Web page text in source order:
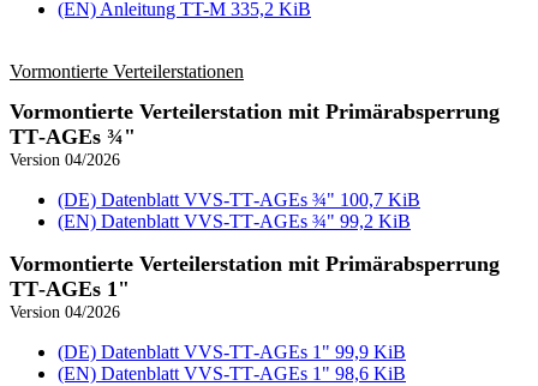
(EN) Anleitung TT-M 335,2 KiB
Vormontierte Verteiler­stationen
Vormontierte Verteilerstation mit Primärabsperrung
TT‑AGEs ¾"
Version 04/2026
(DE) Datenblatt VVS‑TT‑AGEs ¾" 100,7 KiB
(EN) Datenblatt VVS‑TT‑AGEs ¾" 99,2 KiB
Vormontierte Verteilerstation mit Primärabsperrung
TT‑AGEs 1"
Version 04/2026
(DE) Datenblatt VVS‑TT‑AGEs 1" 99,9 KiB
(EN) Datenblatt VVS‑TT‑AGEs 1" 98,6 KiB